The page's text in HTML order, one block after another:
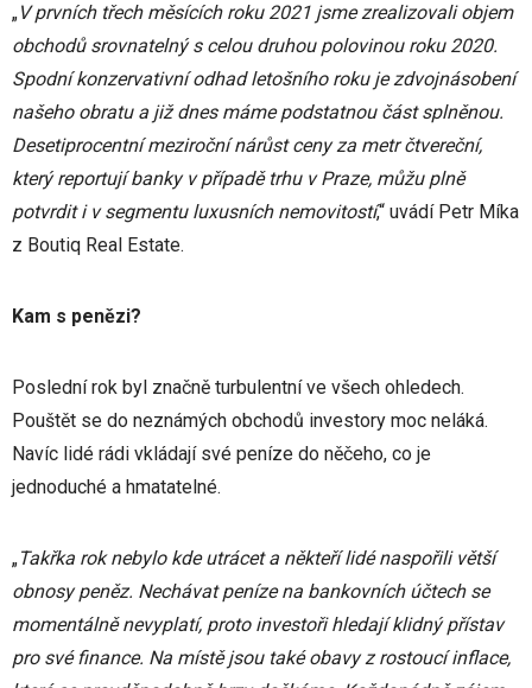
„V prvních třech měsících roku 2021 jsme zrealizovali objem
obchodů srovnatelný s celou druhou polovinou roku 2020.
Spodní konzervativní odhad letošního roku je zdvojnásobení
našeho obratu a již dnes máme podstatnou část splněnou.
Desetiprocentní meziroční nárůst ceny za metr čtvereční,
který reportují banky v případě trhu v Praze, můžu plně
potvrdit i v segmentu luxusních nemovitostí,“ uvádí Petr Míka
z Boutiq Real Estate.
Kam s penězi?
Poslední rok byl značně turbulentní ve všech ohledech.
Pouštět se do neznámých obchodů investory moc neláká.
Navíc lidé rádi vkládají své peníze do něčeho, co je
jednoduché a hmatatelné.
„Takřka rok nebylo kde utrácet a někteří lidé naspořili větší
obnosy peněz. Nechávat peníze na bankovních účtech se
momentálně nevyplatí, proto investoři hledají klidný přístav
pro své finance. Na místě jsou také obavy z rostoucí inflace,